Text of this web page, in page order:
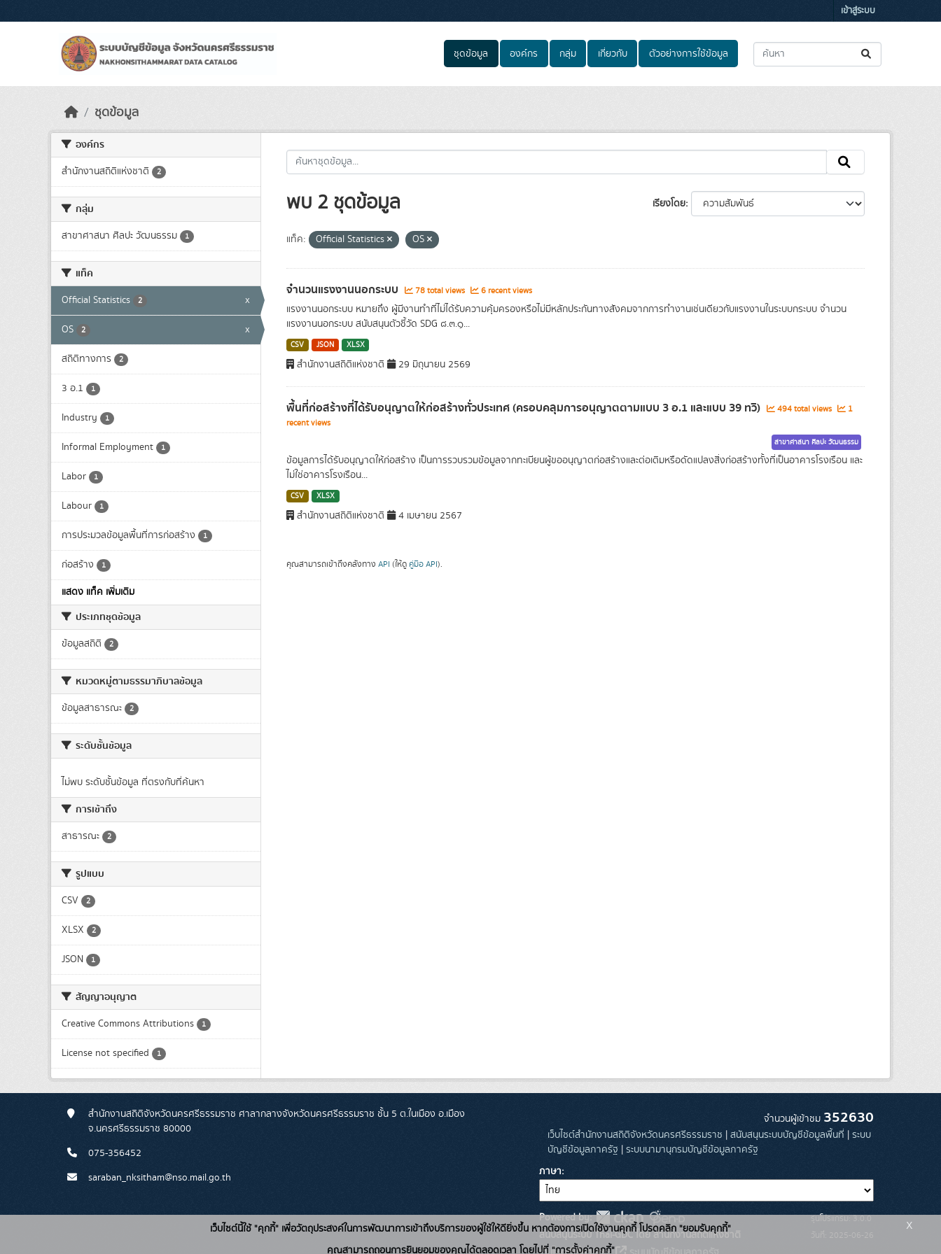
เข้าสู่ระบบ
ชุดข้อมูล องค์กร กลุ่ม เกี่ยวกับ ตัวอย่างการใช้ข้อมูล
ชุดข้อมูล
องค์กร
สำนักงานสถิติแห่งชาติ 2
กลุ่ม
สาขาศาสนา ศิลปะ วัฒนธรรม 1
แท็ค
Official Statistics 2 x
OS 2 x
สถิติทางการ 2
3 อ.1 1
Industry 1
Informal Employment 1
Labor 1
Labour 1
การประมวลข้อมูลพื้นที่การก่อสร้าง 1
ก่อสร้าง 1
แสดง แท็ค เพิ่มเติม
ประเภทชุดข้อมูล
ข้อมูลสถิติ 2
หมวดหมู่ตามธรรมาภิบาลข้อมูล
ข้อมูลสาธารณะ 2
ระดับชั้นข้อมูล
ไม่พบ ระดับชั้นข้อมูล ที่ตรงกับที่ค้นหา
การเข้าถึง
สาธารณะ 2
รูปแบบ
CSV 2
XLSX 2
JSON 1
สัญญาอนุญาต
Creative Commons Attributions 1
License not specified 1
เรียงโดย
พบ 2 ชุดข้อมูล
แท็ค: Official Statistics OS
จำนวนแรงงานนอกระบบ 78 total views 6 recent views
แรงงานนอกระบบ หมายถึง ผู้มีงานทําที่ไม่ได้รับความคุ้มครองหรือไม่มีหลักประกันทางสังคมจากการทํางานเช่นเดียวกับแรงงานในระบบกระบบ จำนวน
แรงงานนอกระบบ สนับสนุนตัวชี้วัด SDG ๘.๓.๑...
CSV JSON XLSX
สำนักงานสถิติแห่งชาติ 29 มิถุนายน 2569
พื้นที่ก่อสร้างที่ได้รับอนุญาตให้ก่อสร้างทั่วประเทศ (ครอบคลุมการอนุญาตตามแบบ 3 อ.1 และแบบ 39 ทวิ) 494 total views
1
recent views
สาขาศาสนา ศิลปะ วัฒนธรรม
ข้อมูลการได้รับอนุญาตให้ก่อสร้าง เป็นการรวบรวมข้อมูลจากทะเบียนผู้ขออนุญาตก่อสร้างและต่อเติมหรือดัดแปลงสิ่งก่อสร้างทั้งที่เป็นอาคารโรงเรือน และ
ไม่ใช่อาคารโรงเรือน...
CSV XLSX
สำนักงานสถิติแห่งชาติ 4 เมษายน 2567
คุณสามารถเข้าถึงคลังทาง API (ให้ดู คู่มือ API).
สำนักงานสถิติจังหวัดนครศรีธรรมราช ศาลากลางจังหวัดนครศรีธรรมราช ชั้น 5 ต.ในเมือง อ.เมือง
จ.นครศรีธรรมราช 80000
075-356452
saraban_nksitham@nso.mail.go.th
จำนวนผู้เข้าชม 352630
เว็บไซต์สำนักงานสถิติจังหวัดนครศรีธรรมราช | สนับสนุนระบบบัญชีข้อมูลพื้นที่ | ระบบ
บัญชีข้อมูลภาครัฐ | ระบบนามานุกรมบัญชีข้อมูลภาครัฐ
ภาษา
Powered by:
สนับสนุนระบบ Thai-GDC โดย สำนักงานสถิติแห่งชาติ
รุ่นโปรแกรม: 3.0.0
วันที่: 2025-06-26
เว็บไซต์นี้ใช้ "คุกกี้" เพื่อวัตถุประสงค์ในการพัฒนาการเข้าถึงบริการของผู้ใช้ให้ดียิ่งขึ้น หากต้องการเปิดใช้งานคุกกี้ โปรดคลิก "ยอมรับคุกกี้"
คุณสามารถถอนการยินยอมของคุณได้ตลอดเวลา โดยไปที่ "การตั้งค่าคุกกี้"
x